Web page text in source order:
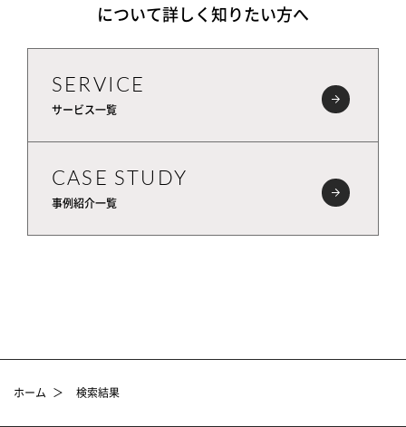
について詳しく知りたい方へ
SERVICE
サービス一覧
CASE STUDY
事例紹介一覧
ホーム ＞ 検索結果